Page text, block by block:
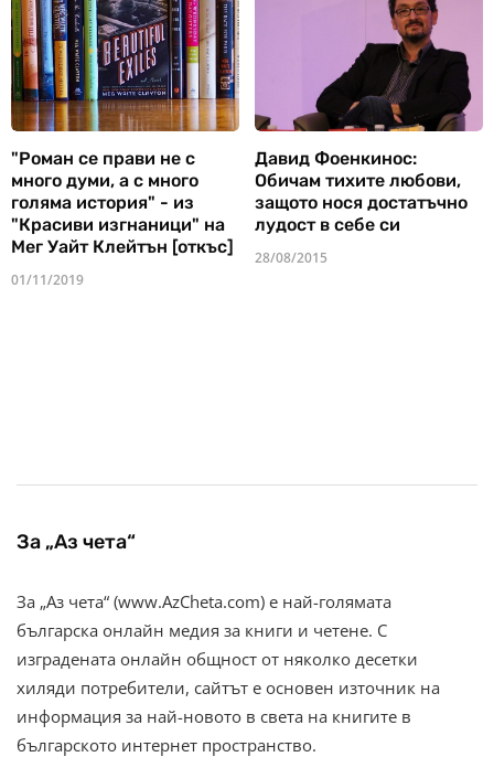
"Роман се прави не с
много думи, а с много
голяма история" - из
"Красиви изгнаници" на
Мег Уайт Клейтън [откъс]
01/11/2019
Давид Фоенкинос:
Обичам тихите любови,
защото нося достатъчно
лудост в себе си
28/08/2015
За „Аз чета“
За „Аз чета“ (www.AzCheta.com) е най-голямата
българска онлайн медия за книги и четене. С
изградената онлайн общност от няколко десетки
хиляди потребители, сайтът е основен източник на
информация за най-новото в света на книгите в
българското интернет пространство.